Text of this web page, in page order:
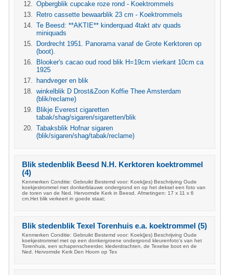
Opbergblik cupcake roze rond - Koektrommels
Retro cassette bewaarblik 23 cm - Koektrommels
Te Beesd: **AKTIE** kinderquad 4takt atv quads
miniquads
Dordrecht 1951. Panorama vanaf de Grote Kerktoren op
(boot).
Blooker's cacao oud rood blik H=19cm vierkant 10cm ca
1925
handveger en blik
winkelblik D Drost&Zoon Koffie Thee Amsterdam
(blik/reclame)
Blikje Everest cigaretten
tabak/shag/sigaren/sigaretten/blik
Tabaksblik Hofnar sigaren
(blik/sigaren/shag/tabak/reclame)
Blik stedenblik Beesd N.H. Kerktoren koektrommel
(4)
Kenmerken Conditie: Gebruikt Bestemd voor: Koek(jes) Beschrijving Oude
koekjestrommel met donkerblauwe ondergrond en op het deksel een foto van
de toren van de Ned. Hervormde Kerk in Beesd. Afmetingen: 17 x 11 x 6
cm.Het blik verkeert in goede staat;
Blik stedenblik Texel Torenhuis e.a. koektrommel (5)
Kenmerken Conditie: Gebruikt Bestemd voor: Koek(jes) Beschrijving Oude
koekjestrommel met op een donkergroene ondergrond kleurenfoto's van het
Torenhuis, een schapenscheerder, klederdrachten, de Texelse boot en de
Ned. Hervormde Kerk Den Hoorn op Tex